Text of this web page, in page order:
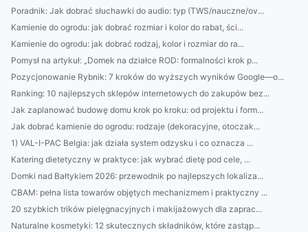
Poradnik: Jak dobrać słuchawki do audio: typ (TWS/nauczne/ov...
Kamienie do ogrodu: jak dobrać rozmiar i kolor do rabat, ści...
Kamienie do ogrodu: jak dobrać rodzaj, kolor i rozmiar do ra...
Pomysł na artykuł: „Domek na działce ROD: formalności krok p...
Pozycjonowanie Rybnik: 7 kroków do wyższych wyników Google—o...
Ranking: 10 najlepszych sklepów internetowych do zakupów bez...
Jak zaplanować budowę domu krok po kroku: od projektu i form...
Jak dobrać kamienie do ogrodu: rodzaje (dekoracyjne, otoczak...
1) VAL-I-PAC Belgia: jak działa system odzysku i co oznacza ...
Katering dietetyczny w praktyce: jak wybrać dietę pod cele, ...
Domki nad Bałtykiem 2026: przewodnik po najlepszych lokaliza...
CBAM: pełna lista towarów objętych mechanizmem i praktyczny ...
20 szybkich trików pielęgnacyjnych i makijażowych dla zaprac...
Naturalne kosmetyki: 12 skutecznych składników, które zastąp...